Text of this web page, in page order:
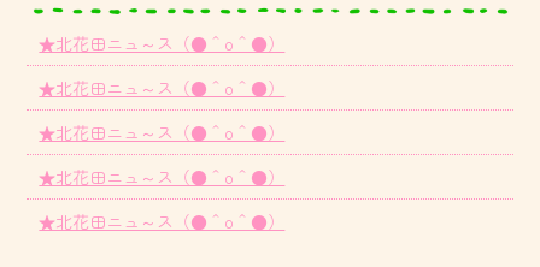
★北花田ニュ～ス（●＾o＾●）
★北花田ニュ～ス（●＾o＾●）
★北花田ニュ～ス（●＾o＾●）
★北花田ニュ～ス（●＾o＾●）
★北花田ニュ～ス（●＾o＾●）